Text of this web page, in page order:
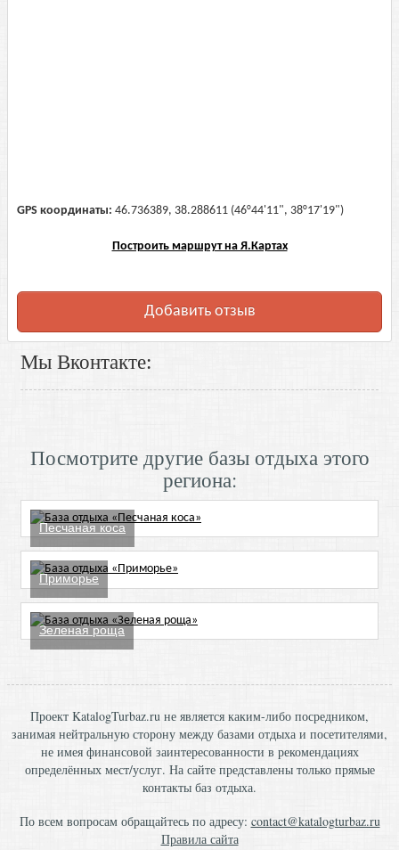
GPS координаты: 46.736389, 38.288611 (46°44'11", 38°17'19")
Построить маршрут на Я.Картах
Добавить отзыв
Мы Вконтакте:
Посмотрите другие базы отдыха этого
региона:
Песчаная коса
Приморье
Зеленая роща
Проект KatalogTurbaz.ru не является каким-либо посредником,
занимая нейтральную сторону между базами отдыха и посетителями,
не имея финансовой заинтересованности в рекомендациях
определённых мест/услуг. На сайте представлены только прямые
контакты баз отдыха.
По всем вопросам обращайтесь по адресу: contact@katalogturbaz.ru
Правила сайта